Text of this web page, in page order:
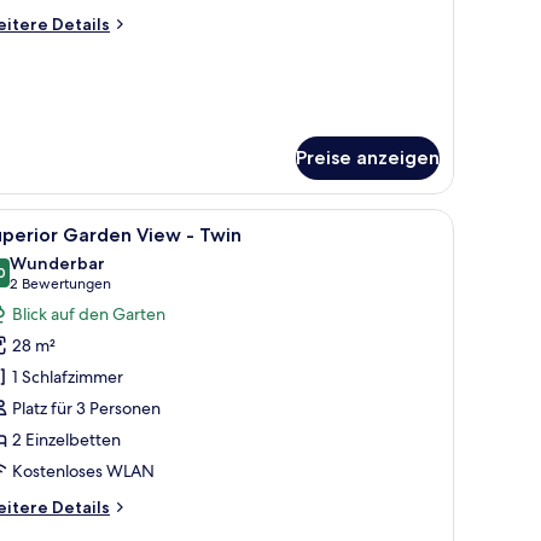
Details
Preise anzeigen
Pool und Palmen.
Bett, einem an der Wand befestigten Fernseher und Blick auf
Ein Hotelzimmer mit zwei Betten, einem
8 Garden View - Twin
von 10
Wunderbar
2 Bewertungen
(2
Bewertungen)
Blick auf den Garten
28 m²
1 Schlafzimmer
Platz für 3 Personen
2 Einzelbetten
Kostenloses WLAN
Details